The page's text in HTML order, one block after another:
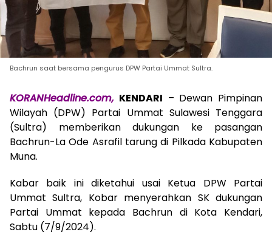
Bachrun saat bersama pengurus DPW Partai Ummat Sultra.
KORANHeadline.com, KENDARI – Dewan Pimpinan
Wilayah (DPW) Partai Ummat Sulawesi Tenggara
(Sultra) memberikan dukungan ke pasangan
Bachrun-La Ode Asrafil tarung di Pilkada Kabupaten
Muna.
Kabar baik ini diketahui usai Ketua DPW Partai
Ummat Sultra, Kobar menyerahkan SK dukungan
Partai Ummat kepada Bachrun di Kota Kendari,
Sabtu (7/9/2024).